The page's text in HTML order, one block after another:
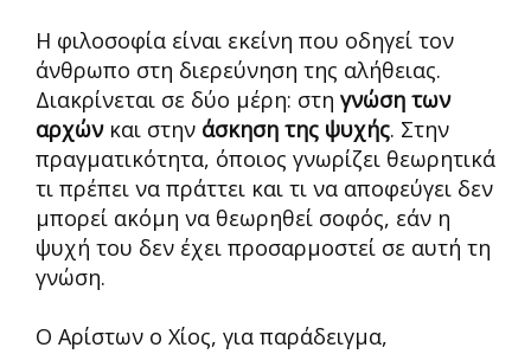
Η φιλοσοφία είναι εκείνη που οδηγεί τον
άνθρωπο στη διερεύνηση της αλήθειας.
Διακρίνεται σε δύο μέρη: στη γνώση των
αρχώνκαι στην άσκηση της ψυχής. Στην
πραγματικότητα, όποιος γνωρίζει θεωρητικά
τι πρέπει να πράττει και τι να αποφεύγει δεν
μπορεί ακόμη να θεωρηθεί σοφός, εάν η
ψυχή του δεν έχει προσαρμοστεί σε αυτή τη
γνώση.
Ο Αρίστων ο Χίος, για παράδειγμα,